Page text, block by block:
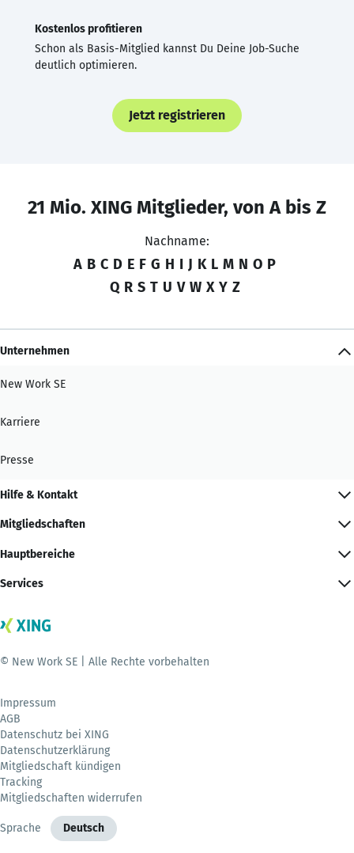
Kostenlos profitieren
Schon als Basis-Mitglied kannst Du Deine Job-Suche
deutlich optimieren.
Jetzt registrieren
21 Mio. XING Mitglieder, von A bis Z
Nachname:
A B C D E F G H I J K L M N O P
Q R S T U V W X Y Z
Unternehmen
New Work SE
Karriere
Presse
Hilfe & Kontakt
Mitgliedschaften
Hauptbereiche
Services
© New Work SE | Alle Rechte vorbehalten
Impressum
AGB
Datenschutz bei XING
Datenschutzerklärung
Mitgliedschaft kündigen
Tracking
Mitgliedschaften widerrufen
Sprache Deutsch